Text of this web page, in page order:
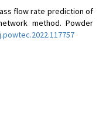
flow rate prediction of
method. Powder